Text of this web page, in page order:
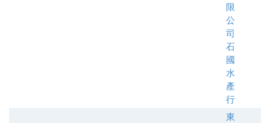
限
公
司
石
國
水
產
行
東